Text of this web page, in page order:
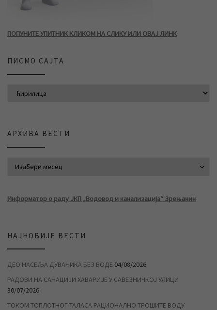
ПОПУНИТЕ УПИТНИК КЛИКОМ НА СЛИКУ ИЛИ ОВАЈ ЛИНК
ПИСМО САЈТА
АРХИВА ВЕСТИ
Информатор о раду ЈКП „Водовод и канализација“ Зрењанин
НАЈНОВИЈЕ ВЕСТИ
ДЕО НАСЕЉА ДУВАНИКА БЕЗ ВОДЕ 04/08/2026
РАДОВИ НА САНАЦИЈИ ХАВАРИЈЕ У САВЕЗНИЧКОЈ УЛИЦИ
30/07/2026
ТОКОМ ТОПЛОТНОГ ТАЛАСА РАЦИОНАЛНО ТРОШИТЕ ВОДУ